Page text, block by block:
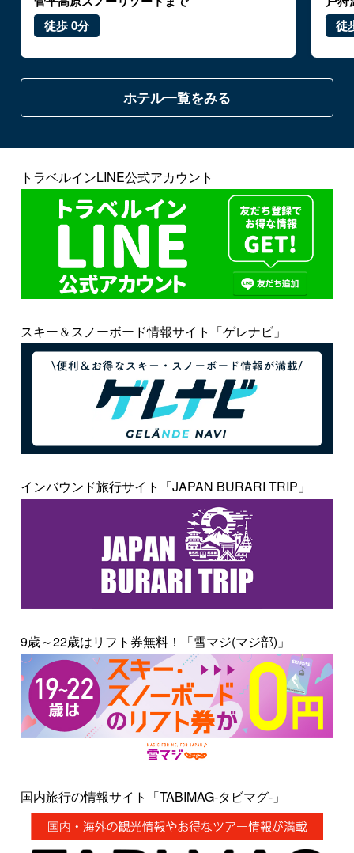
徒歩 0分
徒
ホテル一覧をみる
トラベルインLINE公式アカウント
スキー＆スノーボード情報サイト「ゲレナビ」
インバウンド旅行サイト「JAPAN BURARI TRIP」
9歳～22歳はリフト券無料！「雪マジ(マジ部)」
国内旅行の情報サイト「TABIMAG-タビマグ-」